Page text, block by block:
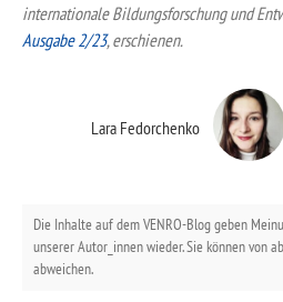
internationale Bildungsforschung und
Ausgabe 2/23, erschienen.
Lara Fedorchenko
Die Inhalte auf dem VENRO-Blog geben
unserer Autor_innen wieder. Sie können von
abweichen.